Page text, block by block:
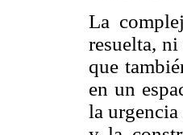
La
resuelta,
que
en un
la